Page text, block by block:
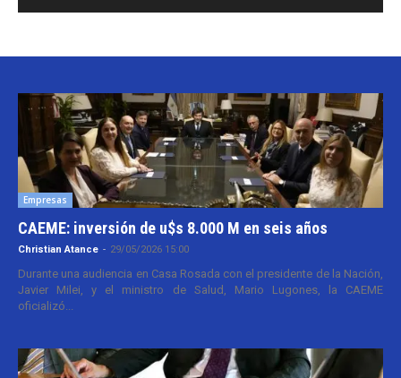
Empresas
CAEME: inversión de u$s 8.000 M en seis años
Christian Atance - 29/05/2026 15:00
Durante una audiencia en Casa Rosada con el presidente de la Nación,
Javier Milei, y el ministro de Salud, Mario Lugones, la CAEME
oficializó...